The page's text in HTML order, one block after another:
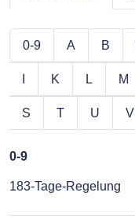
0-9 A B
K L M
S T U V
0-9
183-Tage-Regelung